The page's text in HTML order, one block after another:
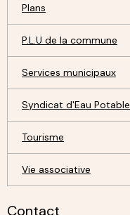
Plans
P.L.U de la commune
Services municipaux
Syndicat d'Eau Potable
Tourisme
Vie associative
Contact